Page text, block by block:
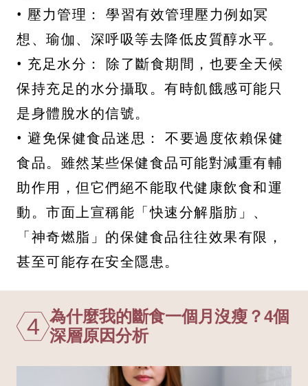
• 壓力管理： 學習有效管理壓力例如冥
想、瑜伽、深呼吸等去降低皮質醇水平。
• 充足水分： 除了斷食期間，也要全天候
保持充足的水分攝取。有時飢餓感可能只
是身體脫水的信號。
• 避免保健食品迷思： 不要過度依賴保健
食品。雖然某些保健食品可能對減重有輔
助作用，但它們絕不能取代健康飲食和運
動。市面上宣稱能「快速分解脂肪」、
「神奇燃脂」的保健食品往往效果有限，
甚至可能存在安全隱患。
4 為什麼我的斷食一個月沒瘦？4個
深層原因分析